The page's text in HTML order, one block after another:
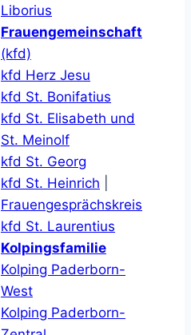
Liborius
Frauengemeinschaft
(kfd)
kfd Herz Jesu
kfd St. Bonifatius
kfd St. Elisabeth und
St. Meinolf
kfd St. Georg
kfd St. Heinrich
Frauengesprächskreis
kfd St. Laurentius
Kolpingsfamilie
Kolping Paderborn-
West
Kolping Paderborn-